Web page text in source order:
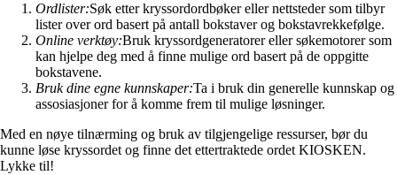
Ordlister:Søk etter kryssordordbøker eller nettsteder som tilbyr
lister over ord basert på antall bokstaver og bokstavrekkefølge.
Online verktøy:Bruk kryssordgeneratorer eller søkemotorer som
kan hjelpe deg med å finne mulige ord basert på de oppgitte
bokstavene.
Bruk dine egne kunnskaper:Ta i bruk din generelle kunnskap og
assosiasjoner for å komme frem til mulige løsninger.
Med en nøye tilnærming og bruk av tilgjengelige ressurser, bør du
kunne løse kryssordet og finne det ettertraktede ordet KIOSKEN.
Lykke til!